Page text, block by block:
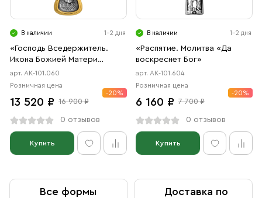
В наличии 1-2 дня
«Господь Вседержитель.
Икона Божией Матери
«Неупиваемая Чаша»
арт. АК-101.060
Розничная цена
13 520 ₽ 16 900 ₽
-20%
0 отзывов
Купить
В наличии 1-2 дня
«Распятие. Молитва «Да
воскреснет Бог»
арт. АК-101.604
Розничная цена
6 160 ₽ 7 700 ₽
-20%
0 отзывов
Купить
Все формы
Доставка по